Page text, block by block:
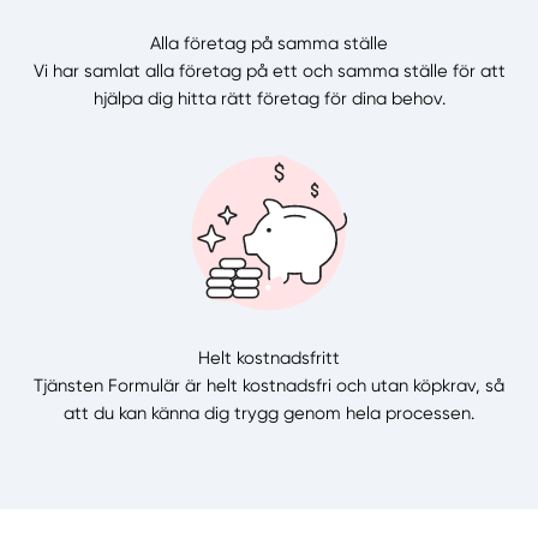
Alla företag på samma ställe
Vi har samlat alla företag på ett och samma ställe för att
hjälpa dig hitta rätt företag för dina behov.
Helt kostnadsfritt
Tjänsten Formulär är helt kostnadsfri och utan köpkrav, så
att du kan känna dig trygg genom hela processen.